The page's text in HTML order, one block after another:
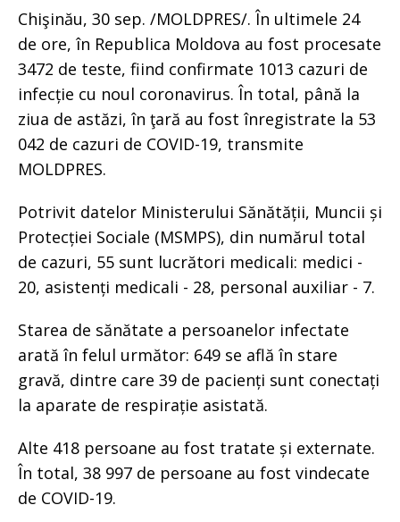
Chişinău, 30 sep. /MOLDPRES/. În ultimele 24
de ore, în Republica Moldova au fost procesate
3472 de teste, fiind confirmate 1013 cazuri de
infecție cu noul coronavirus. În total, până la
ziua de astăzi, în ţară au fost înregistrate la 53
042 de cazuri de COVID-19, transmite
MOLDPRES.
Potrivit datelor Ministerului Sănătății, Muncii și
Protecției Sociale (MSMPS), din numărul total
de cazuri, 55 sunt lucrători medicali: medici -
20, asistenți medicali - 28, personal auxiliar - 7.
Starea de sănătate a persoanelor infectate
arată în felul următor: 649 se află în stare
gravă, dintre care 39 de pacienți sunt conectați
la aparate de respirație asistată.
Alte 418 persoane au fost tratate și externate.
În total, 38 997 de persoane au fost vindecate
de COVID-19.